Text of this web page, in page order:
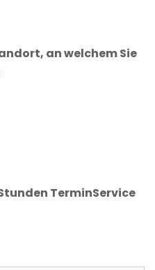
an welchem Sie
TerminService